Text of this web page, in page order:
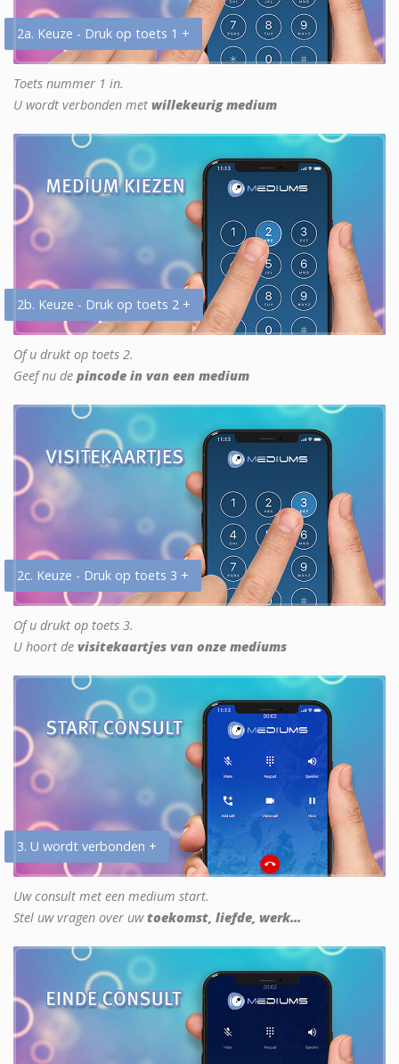
2a. Keuze - Druk op toets 1 +
Toets nummer 1 in.
U wordt verbonden met willekeurig medium
2b. Keuze - Druk op toets 2 +
Of u drukt op toets 2.
Geef nu de pincode in van een medium
2c. Keuze - Druk op toets 3 +
Of u drukt op toets 3.
U hoort de visitekaartjes van onze mediums
3. U wordt verbonden +
Uw consult met een medium start.
Stel uw vragen over uwtoekomst, liefde, werk...